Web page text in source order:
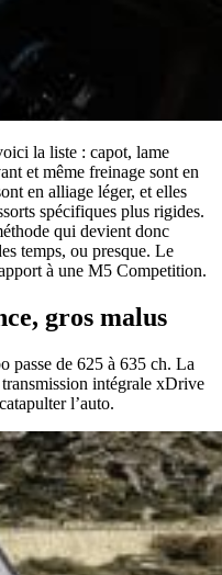
la liste : capot, lame
et même freinage sont en
en alliage léger, et elles
spécifiques plus rigides.
qui devient donc
temps, ou presque. Le
à une M5 Competition.
gros malus
passe de 625 à 635 ch. La
intégrale xDrive
l’auto.